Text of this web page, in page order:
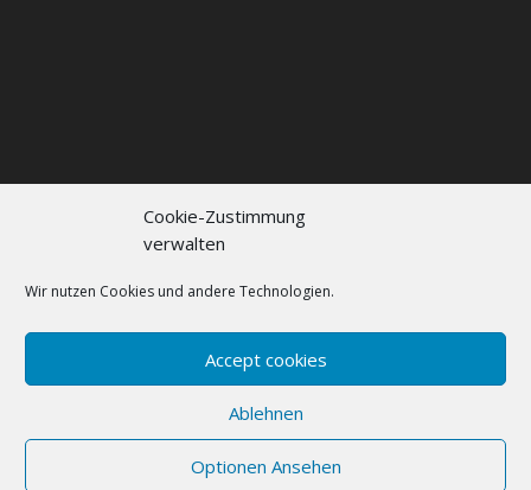
Cookie-Zustimmung
verwalten
Wir nutzen Cookies und andere Technologien.
Accept cookies
Ablehnen
Optionen Ansehen
Kontakt
Elegant Themes
WordPress